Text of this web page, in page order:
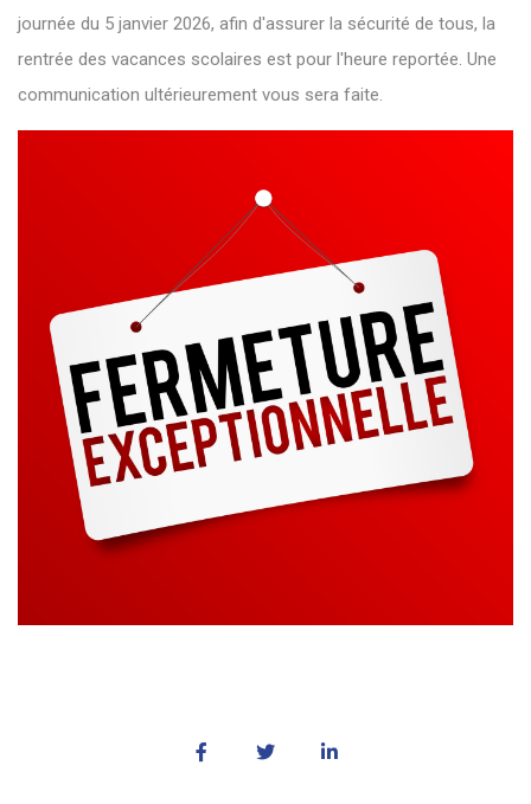
journée du 5 janvier 2026, afin d'assurer la sécurité de tous, la
rentrée des vacances scolaires est pour l'heure reportée. Une
communication ultérieurement vous sera faite.